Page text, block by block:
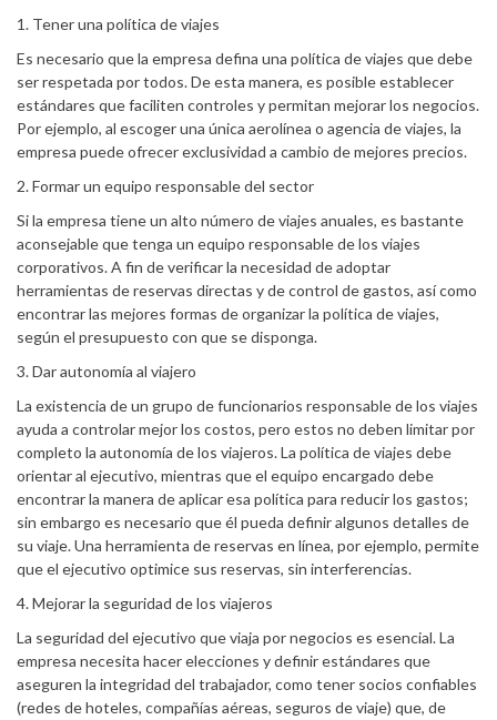
1. Tener una política de viajes
Es necesario que la empresa defina una política de viajes que debe
ser respetada por todos. De esta manera, es posible establecer
estándares que faciliten controles y permitan mejorar los negocios.
Por ejemplo, al escoger una única aerolínea o agencia de viajes, la
empresa puede ofrecer exclusividad a cambio de mejores precios.
2. Formar un equipo responsable del sector
Si la empresa tiene un alto número de viajes anuales, es bastante
aconsejable que tenga un equipo responsable de los viajes
corporativos. A fin de verificar la necesidad de adoptar
herramientas de reservas directas y de control de gastos, así como
encontrar las mejores formas de organizar la política de viajes,
según el presupuesto con que se disponga.
3. Dar autonomía al viajero
La existencia de un grupo de funcionarios responsable de los viajes
ayuda a controlar mejor los costos, pero estos no deben limitar por
completo la autonomía de los viajeros. La política de viajes debe
orientar al ejecutivo, mientras que el equipo encargado debe
encontrar la manera de aplicar esa política para reducir los gastos;
sin embargo es necesario que él pueda definir algunos detalles de
su viaje. Una herramienta de reservas en línea, por ejemplo, permite
que el ejecutivo optimice sus reservas, sin interferencias.
4. Mejorar la seguridad de los viajeros
La seguridad del ejecutivo que viaja por negocios es esencial. La
empresa necesita hacer elecciones y definir estándares que
aseguren la integridad del trabajador, como tener socios confiables
(redes de hoteles, compañías aéreas, seguros de viaje) que, de